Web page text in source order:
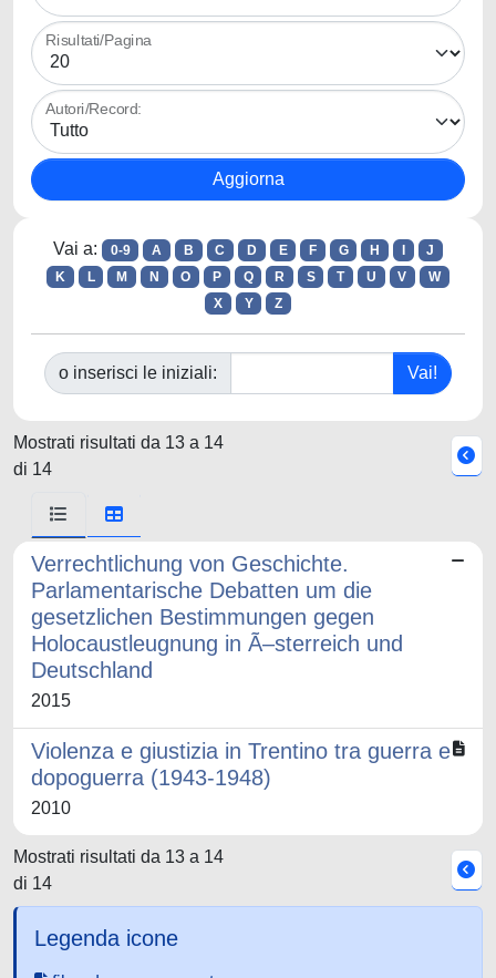
Risultati/Pagina
Autori/Record:
Vai a: 0-9 A B C D E F G H
J
K
L M N O P Q R S T U V
W
X
Y Z
o inserisci le iniziali:
Mostrati risultati da 13 a 14
di 14
Verrechtlichung von Geschichte.
Parlamentarische Debatten um die
gesetzlichen Bestimmungen gegen
Holocaustleugnung in Ã–sterreich und
Deutschland
2015
Violenza e giustizia in Trentino tra guerra e
dopoguerra (1943-1948)
2010
Mostrati risultati da 13 a 14
di 14
Legenda icone